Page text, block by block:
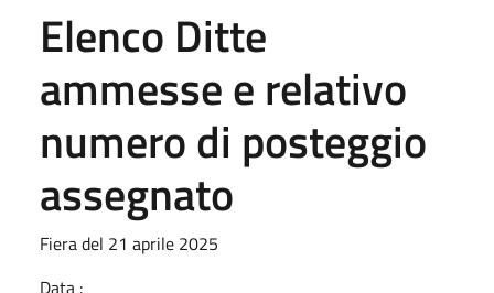
Elenco Ditte
ammesse e relativo
numero di posteggio
assegnato
Fiera del 21 aprile 2025
Data :